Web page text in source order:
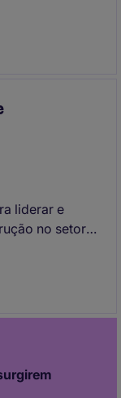
liderar e
no setor
na